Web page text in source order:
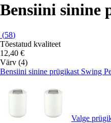
Bensiini sinine
(58)
Tõestatud kvaliteet
12,40 €
Värv (4)
Bensiini sinine prügikast Swing
Valge